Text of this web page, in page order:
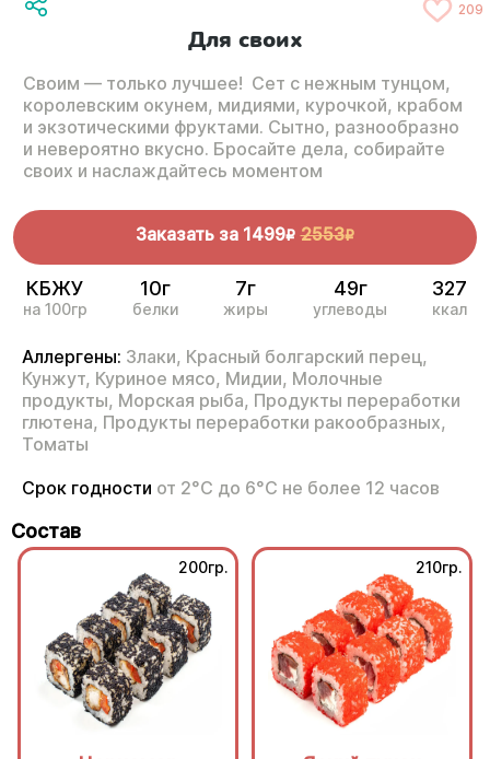
209
Для своих
Своим — только лучшее! Сет с нежным тунцом,
королевским окунем, мидиями, курочкой, крабом
и экзотическими фруктами. Сытно, разнообразно
и невероятно вкусно. Бросайте дела, собирайте
своих и наслаждайтесь моментом
Заказать за 1499R 2553R
КБЖУ
на 100гр
10г
белки
7г
жиры
49г
углеводы
327
ккал
Аллергены: Злаки, Красный болгарский перец,
Кунжут, Куриное мясо, Мидии, Молочные
продукты, Морская рыба, Продукты переработки
глютена, Продукты переработки ракообразных,
Томаты
Срок годности от 2°С до 6°С не более 12 часов
Состав
200гр. 210гр.